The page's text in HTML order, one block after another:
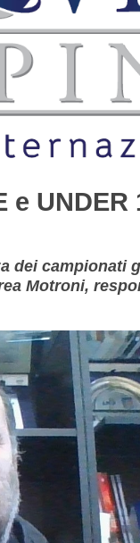
e UNDER
dei campionati
Motroni,